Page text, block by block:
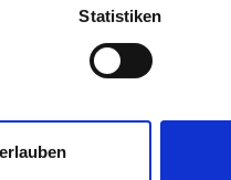
(Fingerprinting)
werden, und legen Sie
Funktionen für
wir Informationen zu
Statistiken